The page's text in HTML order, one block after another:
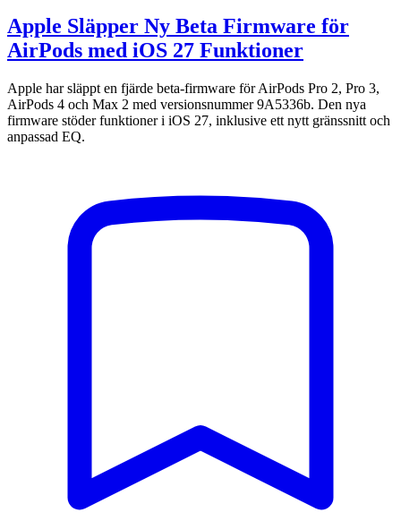
Apple Släpper Ny Beta Firmware för
AirPods med iOS 27 Funktioner
Apple har släppt en fjärde beta-firmware för AirPods Pro 2, Pro 3,
AirPods 4 och Max 2 med versionsnummer 9A5336b. Den nya
firmware stöder funktioner i iOS 27, inklusive ett nytt gränssnitt och
anpassad EQ.